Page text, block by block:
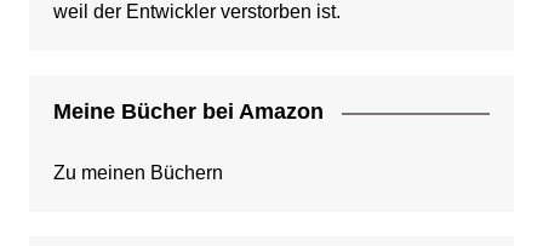
weil der Entwickler verstorben ist.
Meine Bücher bei Amazon
Zu meinen Büchern